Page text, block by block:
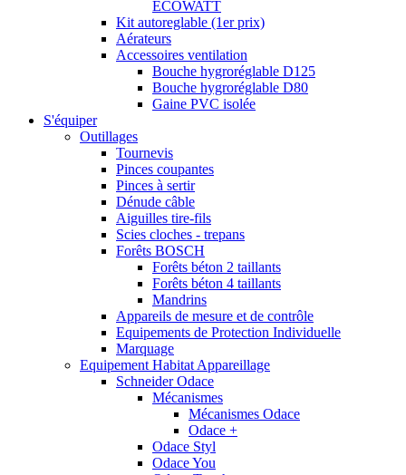
ECOWATT
Kit autoreglable (1er prix)
Aérateurs
Accessoires ventilation
Bouche hygroréglable D125
Bouche hygroréglable D80
Gaine PVC isolée
S'équiper
Outillages
Tournevis
Pinces coupantes
Pinces à sertir
Dénude câble
Aiguilles tire-fils
Scies cloches - trepans
Forêts BOSCH
Forêts béton 2 taillants
Forêts béton 4 taillants
Mandrins
Appareils de mesure et de contrôle
Equipements de Protection Individuelle
Marquage
Equipement Habitat Appareillage
Schneider Odace
Mécanismes
Mécanismes Odace
Odace +
Odace Styl
Odace You